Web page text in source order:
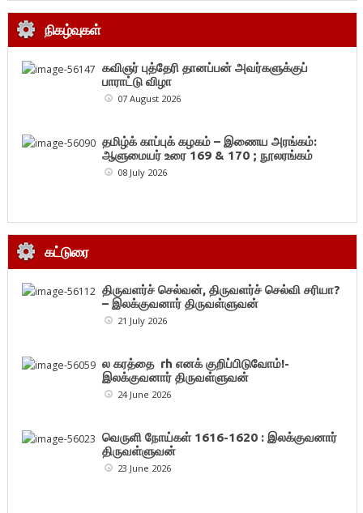
நிகழ்வுகள்
கவிஞர் புத்தேரி தானப்பன் அவர்களுக்குப்
பாராட்டு விழா
07 August 2026
தமிழ்க் காப்புக் கழகம் – இணைய அரங்கம்:
ஆளுமையர் உரை 169 & 170 ; நூலரங்கம்
08 July 2026
கட்டுரை
திருவளர்ச் செல்வன், திருவளர்ச் செல்வி சரியா?
– இலக்குவனார் திருவள்ளுவன்
21 July 2026
ல கரத்தை rh எனக் குறிப்பிடுவோம்!-
இலக்குவனார் திருவள்ளுவன்
24 June 2026
வெருளி நோய்கள் 1616-1620 : இலக்குவனார்
திருவள்ளுவன்
23 June 2026